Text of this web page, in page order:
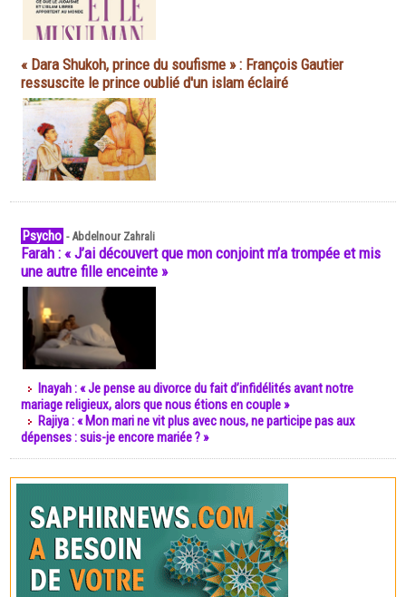
« Dara Shukoh, prince du soufisme » : François Gautier
ressuscite le prince oublié d'un islam éclairé
Psycho -Abdelnour Zahrali
Farah : « J’ai découvert que mon conjoint m’a trompée et mis
une autre fille enceinte »
Inayah : « Je pense au divorce du fait d’infidélités avant notre
mariage religieux, alors que nous étions en couple »
Rajiya : « Mon mari ne vit plus avec nous, ne participe pas aux
dépenses : suis-je encore mariée ? »